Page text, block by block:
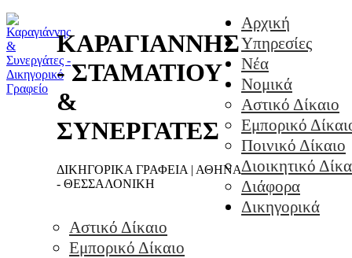
ΚΑΡΑΓΙΑΝΝΗΣ
- ΣΤΑΜΑΤΙΟΥ
&
ΣΥΝΕΡΓΑΤΕΣ
ΔΙΚΗΓΟΡΙΚΑ ΓΡΑΦΕΙΑ | ΑΘΗΝΑ
- ΘΕΣΣΑΛΟΝΙΚΗ
Αρχική
Υπηρεσίες
Νέα
Νομικά
Αστικό Δίκαιο
Εμπορικό
Ποινικό Δίκαιο
Διοικητικό
Διάφορα
Δικηγορικά
Αστικό Δίκαιο
Εμπορικό Δίκαιο